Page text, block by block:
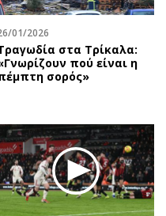
01/2026
στα Τρίκαλα:
πού είναι η
σορός»